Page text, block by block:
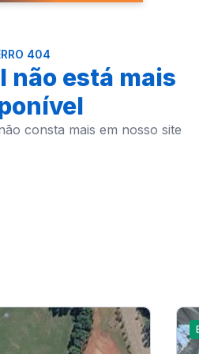
404
não está mais
consta mais em nosso site